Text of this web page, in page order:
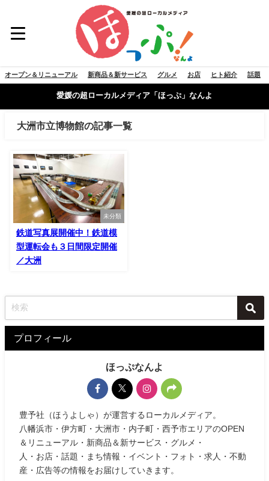
オープン＆リニューアル 新商品＆新サービス グルメ お店 ヒト紹介 話題
愛媛の超ローカルメディア「ほっぷ」なんよ
大洲市立博物館の記事一覧
未分類
鉄道写真展開催中！鉄道模
型運転会も３日間限定開催
／大洲
プロフィール
ほっぷなんよ
豊予社（ほうよしゃ）が運営するローカルメディア。
八幡浜市・伊方町・大洲市・内子町・西予市エリアのOPEN
＆リニューアル・新商品＆新サービス・グルメ・
人・お店・話題・まち情報・イベント・フォト・求人・不動
産・広告等の情報をお届けしていきます。